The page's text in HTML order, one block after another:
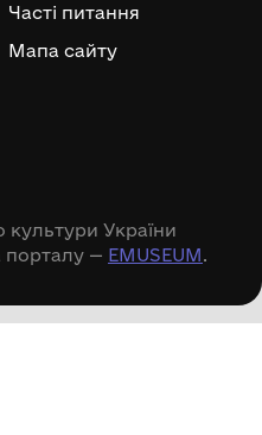
Часті питання
Мапа сайту
культури України
порталу — EMUSEUM.